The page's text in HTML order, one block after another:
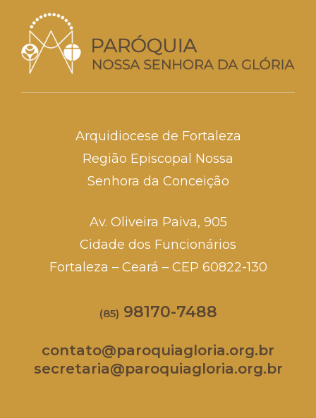
Arquidiocese de Fortaleza
Região Episcopal Nossa
Senhora da Conceição
Av. Oliveira Paiva, 905
Cidade dos Funcionários
Fortaleza – Ceará – CEP 60822-130
(85) 98170-7488
contato@paroquiagloria.org.br
secretaria@paroquiagloria.org.br